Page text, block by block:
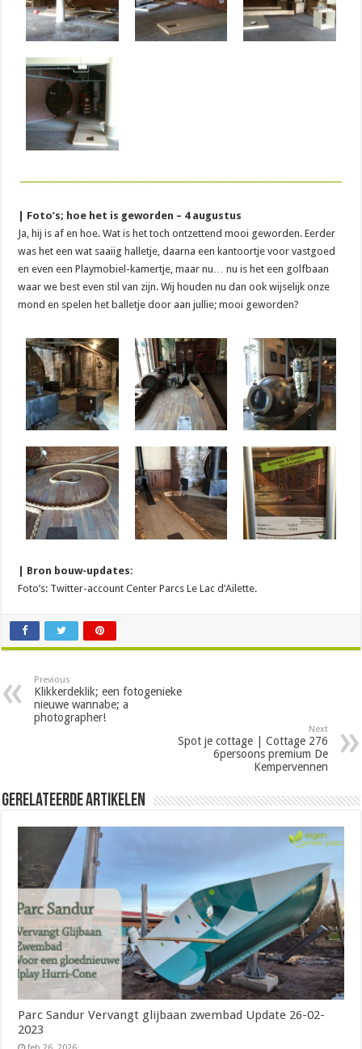
| Foto’s; hoe het is geworden – 4 augustus
Ja, hij is af en hoe. Wat is het toch ontzettend mooi geworden. Eerder
was het een wat saaiig halletje, daarna een kantoortje voor vastgoed
en even een Playmobiel-kamertje, maar nu… nu is het een golfbaan
waar we best even stil van zijn. Wij houden nu dan ook wijselijk onze
mond en spelen het balletje door aan jullie; mooi geworden?
| Bron bouw-updates:
Foto’s: Twitter-account Center Parcs Le Lac d’Ailette.
Previous
Klikkerdeklik; een fotogenieke
nieuwe wannabe; a
photographer!
Next
Spot je cottage | Cottage 276
6persoons premium De
Kempervennen
Gerelateerde Artikelen
Parc Sandur Vervangt glijbaan zwembad Update 26-02-
2023